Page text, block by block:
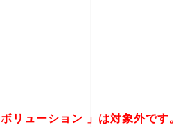
ューション 」は対象外です。